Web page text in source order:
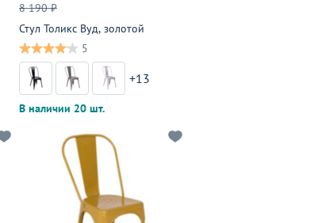
8 190 ₽
Стул Толикс Вуд, золотой
5
+13
В наличии 20 шт.